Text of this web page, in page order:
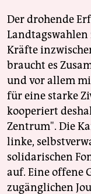
Der drohende
Kräfte
braucht es
und vor allem
für eine starke
kooperiert
Zentrum". Die
linke,
solidarischen
auf. Eine offene
zugänglichen